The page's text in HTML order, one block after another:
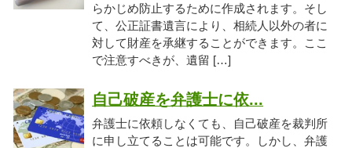
らかじめ防止するために作成されます。そし
て、公正証書遺言により、相続人以外の者に
対して財産を承継することができます。ここ
で注意すべきが、遺留 […]
自己破産を弁護士に依...
弁護士に依頼しなくても、自己破産を裁判所
に申し立てることは可能です。しかし、弁護